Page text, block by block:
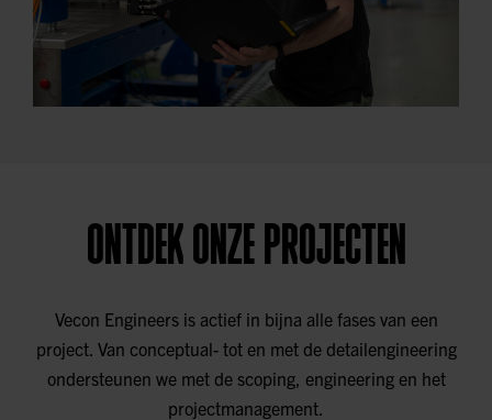
ONTDEK ONZE PROJECTEN
Vecon Engineers is actief in bijna alle fases van een
project. Van conceptual- tot en met de detailengineering
ondersteunen we met de scoping, engineering en het
projectmanagement.